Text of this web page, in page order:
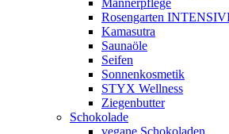
Männerpflege
Rosengarten
Kamasutra
Saunaöle
Seifen
Sonnenkosmetik
STYX Wellness
Ziegenbutter
Schokolade
vegane Schokoladen